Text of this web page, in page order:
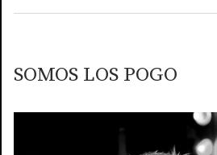
SOMOS LOS POGO